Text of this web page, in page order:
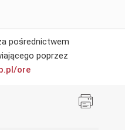
pośrednictwem
poprzez
pl/ore